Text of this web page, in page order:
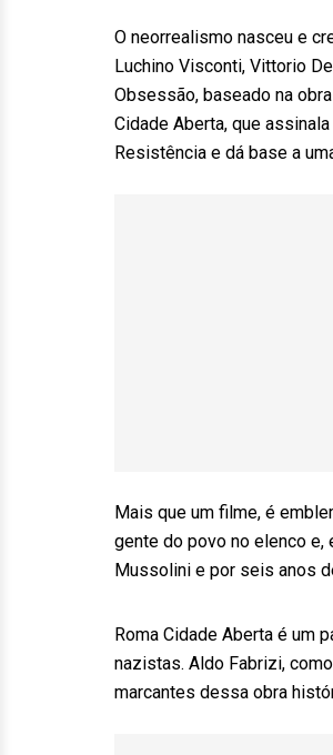
O neorrealismo nasceu e
Luchino Visconti, Vittorio
Obsessão, baseado na
Cidade Aberta, que
Resistência e dá base a
Mais que um filme, é
gente do povo no elenco
Mussolini e por seis anos
Roma Cidade Aberta é um
nazistas. Aldo Fabrizi,
marcantes dessa obra